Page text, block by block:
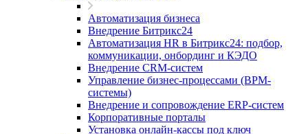
Автоматизация бизнеса
Внедрение Битрикс24
Автоматизация HR в Битрикс24: подбор,
коммуникации, онбординг и КЭДО
Внедрение CRM-систем
Управление бизнес-процессами (BPM-
системы)
Внедрение и сопровождение ERP-систем
Корпоративные порталы
Установка онлайн-кассы под ключ